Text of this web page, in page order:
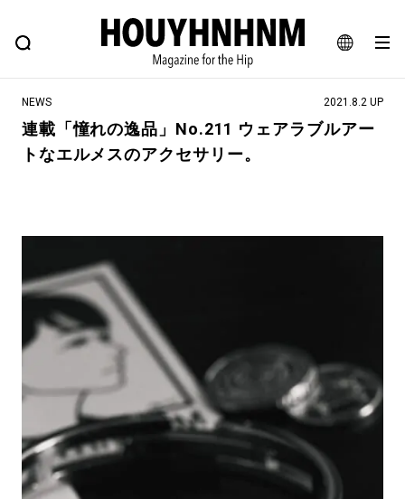
JA
EN
FEATURE BLOG SNAP
ヒップなファッション、カルチャー、ライフスタイルWEBマガジン
#NEW VINTAGE
#路地裏てぃーん。
#GH 銘品の所以
#Commune H #FOCUS IT #AH.H
#ととけん #FASHION #MUSIC #MOVIE
#LIFESTYLE #SNEAKER #OUTDOOR
#SPORTS #HANDSOME HANDBOOK
NEWS 2021.8.2 UP
連載「憧れの逸品」No.211 ウェアラブルアー
トなエルメスのアクセサリー。